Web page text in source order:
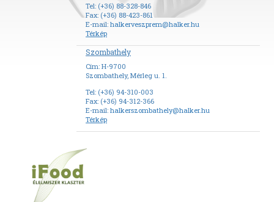
Tel: (+36) 88-328-846
Fax: (+36) 88-423-861
E-mail: halkerveszprem@halker.hu
Térkép
Szombathely
Cím: H-9700
Szombathely, Mérleg u. 1.
Tel: (+36) 94-310-003
Fax: (+36) 94-312-366
E-mail: halkerszombathely@halker.hu
Térkép